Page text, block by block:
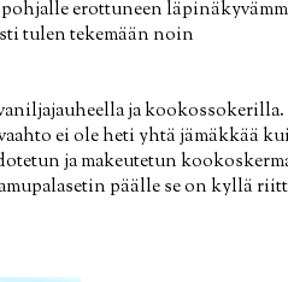
erottuneen
tulen tekemään noin
ja kookossokerilla.
ei ole heti yhtä jämäkkää
ja makeutetun
päälle se on kyllä